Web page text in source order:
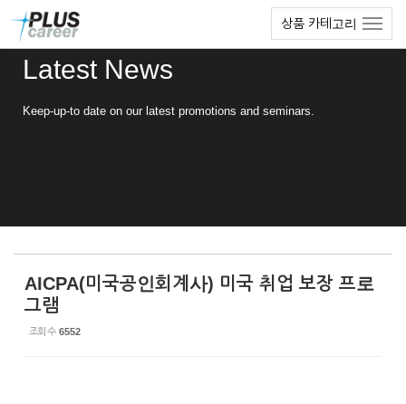
상품 카테고리
Latest News
Keep-up-to date on our latest promotions and seminars.
AICPA(미국공인회계사) 미국 취업 보장 프로
그램
조회 수 6552